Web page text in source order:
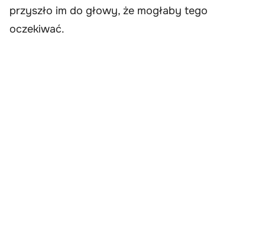
przyszło im do głowy, że mogłaby tego
oczekiwać.